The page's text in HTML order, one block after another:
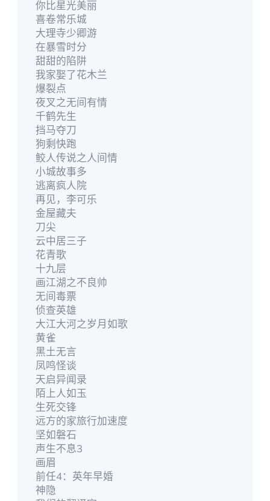
你比星光美丽
喜卷常乐城
大理寺少卿游
在暴雪时分
甜甜的陷阱
我家娶了花木兰
爆裂点
夜叉之无间有情
千鹤先生
挡马夺刀
狗剩快跑
鲛人传说之人间情
小城故事多
逃离疯人院
再见，李可乐
金屋藏夫
刀尖
云中居三子
花青歌
十九层
画江湖之不良帅
无间毒票
侦查英雄
大江大河之岁月如歌
黄雀
黑土无言
凤鸣怪谈
天启异闻录
陌上人如玉
生死交锋
远方的家旅行加速度
坚如磐石
声生不息3
画眉
前任4：英年早婚
神隐